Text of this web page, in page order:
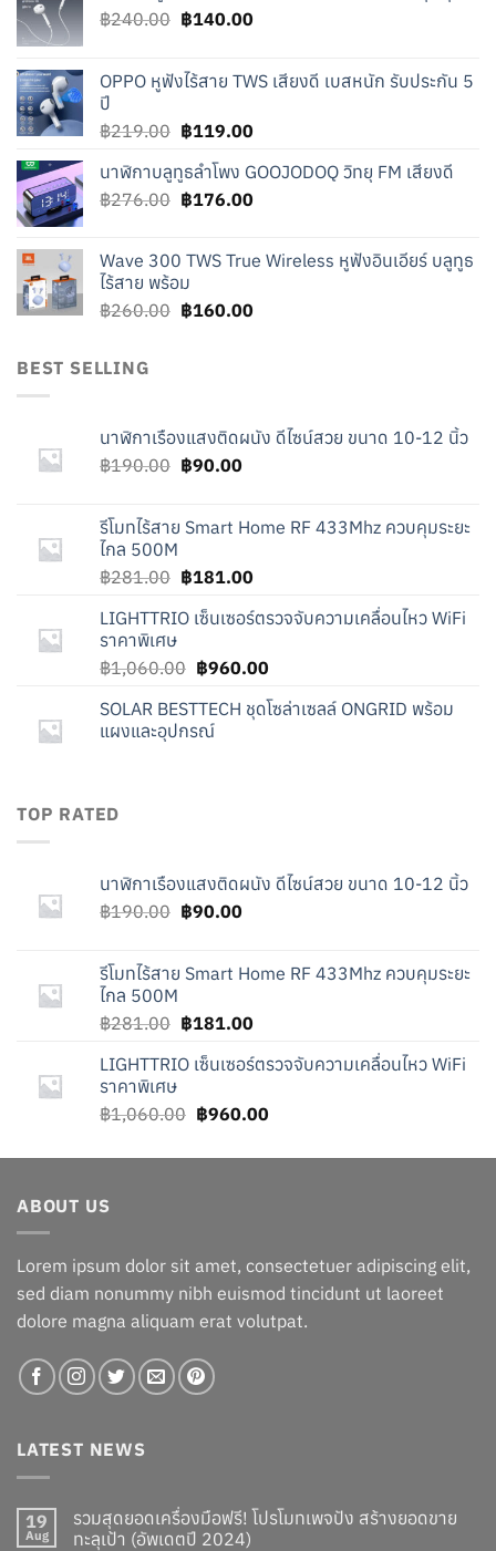
฿240.00 Original
฿240.00.
฿140.00Current
฿140.00.
OPPO หูฟังไร้สาย TWS เสียงดี เบสหนัก รับประกัน 5
ปี
฿219.00 Original
was:
฿219.00.
฿119.00Current
is:
฿119.00.
นาฬิกาบลูทูธลำโพง GOOJODOQ วิทยุ FM เสียงดี
฿276.00 Original
฿276.00.
฿176.00Current
฿176.00.
Wave 300 TWS True Wireless หูฟังอินเอียร์ บลูทูธ
ไร้สาย พร้อม
฿260.00 Original
฿160.00Current
BEST SELLING
นาฬิกาเรืองแสงติดผนัง ดีไซน์สวย ขนาด 10-12 นิ้ว
฿190.00 Original
฿190.00.
฿90.00Current
฿90.00.
รีโมทไร้สาย Smart Home RF 433Mhz ควบคุมระยะ
ไกล 500M
฿281.00 Original
was:
฿181.00Current
is:
LIGHTTRIO เซ็นเซอร์ตรวจจับความเคลื่อนไหว WiFi
ราคาพิเศษ
฿1,060.00 Original
was:
฿1,060.00.
฿960.00Current
is:
SOLAR BESTTECH ชุดโซล่าเซลล์ ONGRID พร้อม
แผงและอุปกรณ์
TOP RATED
นาฬิกาเรืองแสงติดผนัง ดีไซน์สวย ขนาด 10-12 นิ้ว
฿190.00 Original
฿190.00.
฿90.00Current
฿90.00.
รีโมทไร้สาย Smart Home RF 433Mhz ควบคุมระยะ
ไกล 500M
฿281.00 Original
was:
฿181.00Current
is:
LIGHTTRIO เซ็นเซอร์ตรวจจับความเคลื่อนไหว WiFi
ราคาพิเศษ
฿1,060.00 Original
was:
฿960.00Current
is:
ABOUT US
Lorem ipsum dolor sit amet, consectetuer adipiscing elit,
sed diam nonummy nibh euismod tincidunt ut laoreet
dolore magna aliquam erat volutpat.
LATEST NEWS
19
Aug
รวมสุดยอดเครื่องมือฟรี! โปรโมทเพจปัง สร้างยอดขาย
ทะลุเป้า (อัพเดตปี 2024)